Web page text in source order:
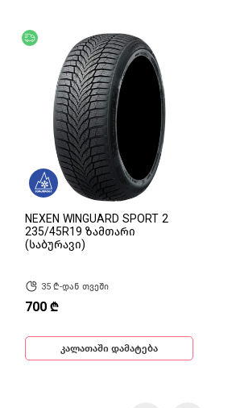
უფასო მიწოდება
NEXEN WINGUARD SPORT 2
235/45R19 ზამთარი
(საბურავი)
35 ₾-დან თვეში
700 ₾
კალათაში დამატება